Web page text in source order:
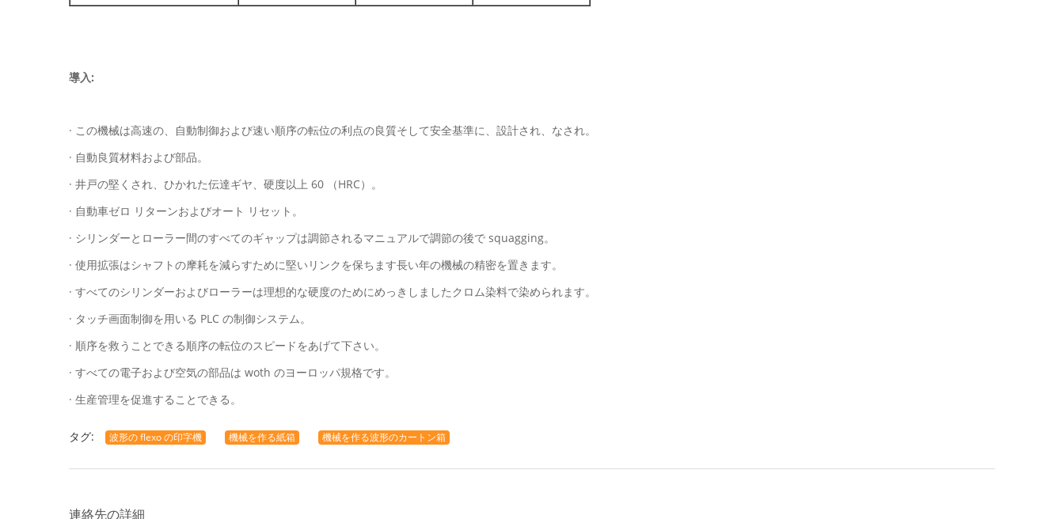
導入:
· この機械は高速の、自動制御および速い順序の転位の利点の良質そして安全基準に、設計され、なされ。
· 自動良質材料および部品。
· 井戸の堅くされ、ひかれた伝達ギヤ、硬度以上 60 （HRC）。
· 自動車ゼロ リターンおよびオート リセット。
· シリンダーとローラー間のすべてのギャップは調節されるマニュアルで調節の後で squagging。
· 使用拡張はシャフトの摩耗を減らすために堅いリンクを保ちます長い年の機械の精密を置きます。
· すべてのシリンダーおよびローラーは理想的な硬度のためにめっきしましたクロム染料で染められます。
· タッチ画面制御を用いる PLC の制御システム。
· 順序を救うことできる順序の転位のスピードをあげて下さい。
· すべての電子および空気の部品は woth のヨーロッパ規格です。
· 生産管理を促進することできる。
タグ: 波形の flexo の印字機 機械を作る紙箱 機械を作る波形のカートン箱
連絡先の詳細